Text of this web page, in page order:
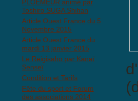
PLOEMEUR animé par
Toshiro SUGA Shihan
Article Ouest France du 5
Novembre 2015
Article Ouest France du
mardi 13 janvier 2015
Le Reigisaho par Kanaï
Senseï
Condition et Tarifs
Fête du sport et Forum
des associations 2014